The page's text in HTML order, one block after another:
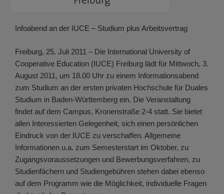
Infoabend an der IUCE – Studium plus Arbeitsvertrag
Freiburg, 25. Juli 2011 – Die International University of
Cooperative Education (IUCE) Freiburg lädt für Mittwoch, 3.
August 2011, um 18.00 Uhr zu einem Informationsabend
zum Studium an der ersten privaten Hochschule für Duales
Studium in Baden-Württemberg ein. Die Veranstaltung
findet auf dem Campus, Kronenstraße 2-4 statt. Sie bietet
allen Interessierten Gelegenheit, sich einen persönlichen
Eindruck von der IUCE zu verschaffen. Allgemeine
Informationen u.a. zum Semesterstart im Oktober, zu
Zugangsvoraussetzungen und Bewerbungsverfahren, zu
Studienfächern und Studiengebühren stehen dabei ebenso
auf dem Programm wie die Möglichkeit, individuelle Fragen